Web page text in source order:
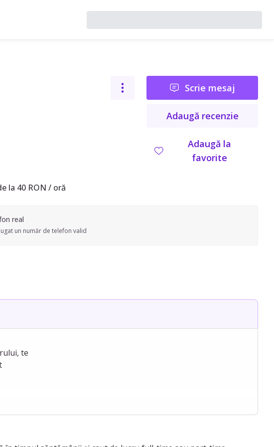
la 40 RON / oră
Scrie mesaj
Adaugă recenzie
Adaugă la
favorite
real
un număr de telefon valid
te
Din pacate, firma s-a inchis si a ramas fara job de cateva luni.
a oferit meditații la limba romana copiilor de liceu.
se adapteze nevoilor unei familii.